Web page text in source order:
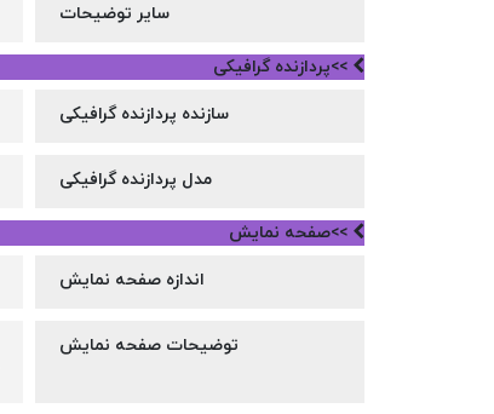
سایر توضیحات
>>پردازنده گرافیکی
سازنده پردازنده گرافیکی
مدل پردازنده گرافیکی
>>صفحه نمایش
اندازه صفحه نمایش
توضیحات صفحه نمایش